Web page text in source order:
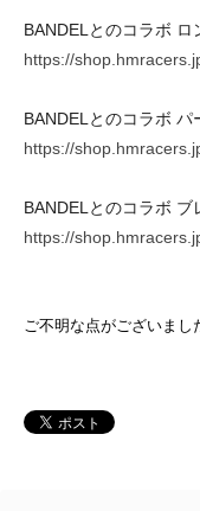
BANDELとのコラボ ロ
https://
BANDELとのコラボ パ
https://
BANDELとのコラボ ブ
https://
ご不明な点がございまし